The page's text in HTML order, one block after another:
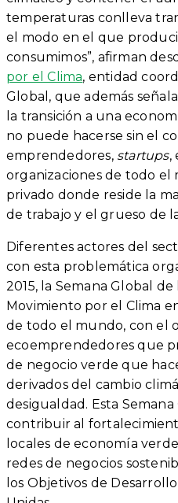
temperaturas conlleva
el modo en el que
consumimos”, afirman
por el Clima, entidad
Global, que además
la transición a una
no puede hacerse sin el
emprendedores, startups,
organizaciones de todo el
privado donde reside la
de trabajo y el grueso de
Diferentes actores del
con esta problemática
2015, la Semana Global
Movimiento por el Clima
de todo el mundo, con el
ecoemprendedores que
de negocio verde que
derivados del cambio
desigualdad. Esta
contribuir al
locales de economía
redes de negocios
los Objetivos de